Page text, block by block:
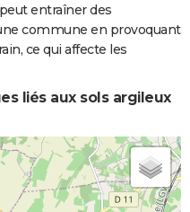
entraîner des
commune en provoquant
ce qui affecte les
liés aux sols argileux